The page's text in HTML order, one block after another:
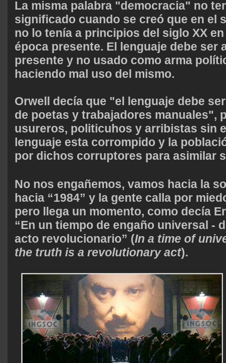
La misma palabra "democracia" no
significado cuando se creó que en el
no lo tenía a principios del siglo XX
época presente. El lenguaje debe ser
presente y no usado como arma
haciendo mal uso del mismo.
Orwell decía que "el lenguaje debe
de poetas y trabajadores manuales",
usureros, politicuhos y arribistas sin
lenguaje esta corrompido y la
por dichos corruptores para asimilar
No nos engañemos, vamos hacia la
hacia “1984” y la gente calla por
pero llega un momento, como decía
“En un tiempo de engaño universal -
acto revolucionario” (In a time of
the truth is a revolutionary act).